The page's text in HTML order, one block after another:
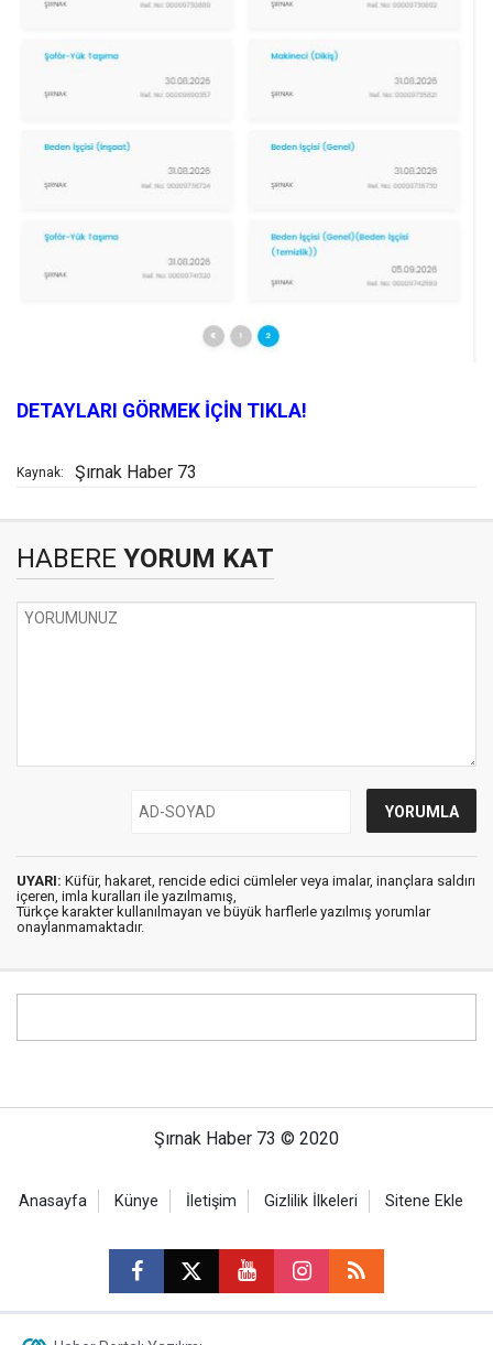
DETAYLARI GÖRMEK İÇİN TIKLA!
Kaynak: Şırnak Haber 73
HABERE YORUM KAT
UYARI: Küfür, hakaret, rencide edici cümleler veya imalar, inançlara saldırı
içeren, imla kuralları ile yazılmamış,
Türkçe karakter kullanılmayan ve büyük harflerle yazılmış yorumlar
onaylanmamaktadır.
Şırnak Haber 73 © 2020
Anasayfa Künye İletişim Gizlilik İlkeleri Sitene Ekle